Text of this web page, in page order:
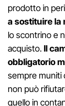
prodotto in
a sostituire la
lo scontrino e
acquisto.Il
obbligatorio
sempre muniti
non può
quello in